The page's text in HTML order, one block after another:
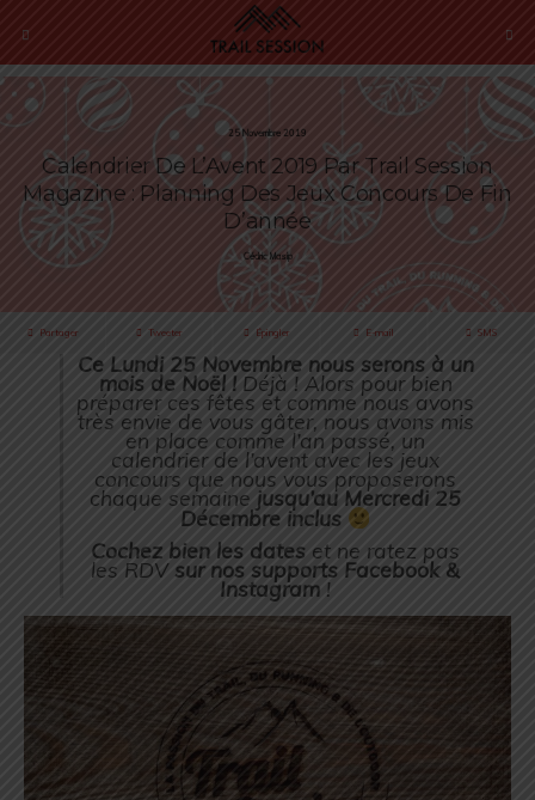
25 Novembre 2019
Calendrier De L’Avent 2019 Par Trail Session
Magazine : Planning Des Jeux Concours De Fin
D’année
Cédric Masip
Partager Tweeter Épingler E-mail SMS
Ce Lundi 25 Novembre nous serons à un
mois de Noël !Déjà ! Alors pour bien
préparer ces fêtes et comme nous avons
très envie de vous gâter, nous avons mis
en place comme l’an passé, un
calendrier de l’avent avec les jeux
concours que nous vous proposerons
chaque semaine jusqu’au Mercredi 25
Décembre inclus
Cochez bien les dates et ne ratez pas
les RDV sur nos supports Facebook &
Instagram !